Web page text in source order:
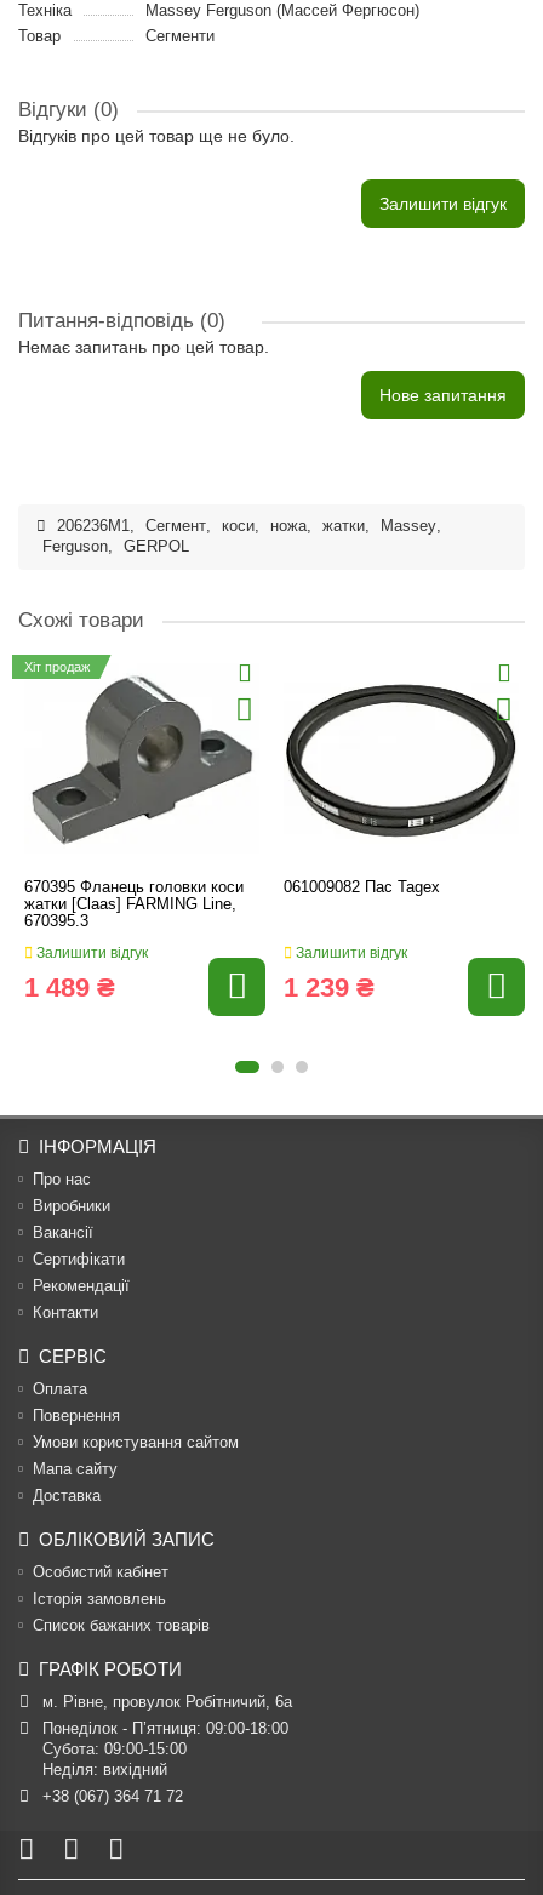
Техніка
Massey Ferguson (Массей Фергюсон)
Товар
Сегменти
Відгуки (0)
Відгуків про цей товар ще не було.
Залишити відгук
Питання-відповідь (0)
Немає запитань про цей товар.
Нове запитання
206236M1, Сегмент, коси, ножа, жатки, Massey,
Ferguson, GERPOL
Схожі товари
Хіт продаж
670395 Фланець головки коси
жатки [Claas] FARMING Line,
670395.3
Залишити відгук
1 489 ₴
061009082 Пас Tagex
Залишити відгук
1 239 ₴
ІНФОРМАЦІЯ
Про нас
Виробники
Вакансії
Сертифікати
Рекомендації
Контакти
СЕРВІС
Оплата
Повернення
Умови користування сайтом
Мапа сайту
Доставка
ОБЛІКОВИЙ ЗАПИС
Особистий кабінет
Історія замовлень
Список бажаних товарів
ГРАФІК РОБОТИ
м. Рівне, провулок Робітничий, 6а
Понеділок - П’ятниця: 09:00-18:00
Субота: 09:00-15:00
Неділя: вихідний
+38 (067) 364 71 72